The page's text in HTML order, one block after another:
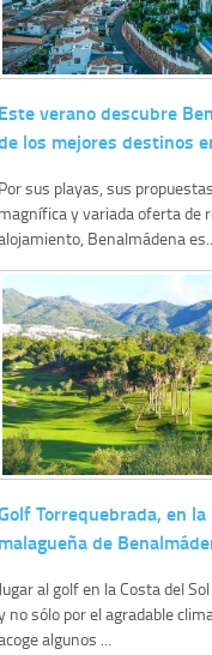
Este verano descubre
los mejores destinos
Por sus playas, sus
magnífica y variada oferta de
Benalmádena es...
Torrequebrada, en
malagueña de
Jugar al golf en la Costa del
no sólo por el agradable
algunos ...